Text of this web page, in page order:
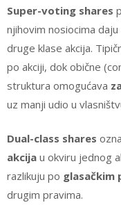
Super-voting shares
njihovim nosiocima daju
druge klase akcija.
po akciji, dok obične
struktura omogućava
uz manji udio u
Dual-class shares
akcija u okviru jednog
razlikuju po glasačkim
drugim pravima.